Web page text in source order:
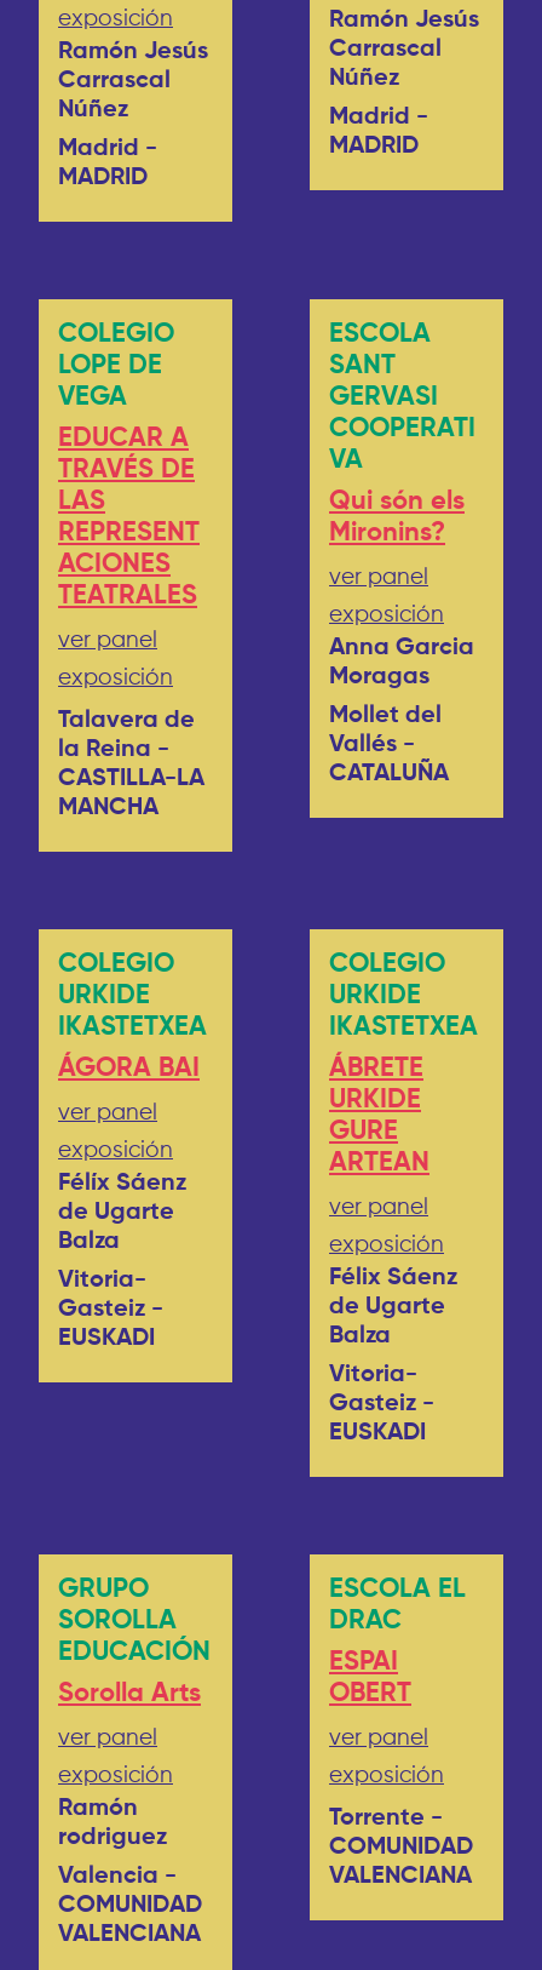
exposición
Ramón Jesús
Carrascal
Núñez
Madrid -
MADRID
Ramón Jesús
Carrascal
Núñez
Madrid -
MADRID
COLEGIO
LOPE DE
VEGA
EDUCAR A
TRAVÉS DE
LAS
REPRESENT
ACIONES
TEATRALES
ver panel
exposición
Talavera de
la Reina -
CASTILLA-LA
MANCHA
ESCOLA
SANT
GERVASI
COOPERATI
VA
Qui són els
Mironins?
ver panel
exposición
Anna Garcia
Moragas
Mollet del
Vallés -
CATALUÑA
COLEGIO
URKIDE
IKASTETXEA
ÁGORA BAI
ver panel
exposición
Félíx Sáenz
de Ugarte
Balza
Vitoria-
Gasteiz -
EUSKADI
COLEGIO
URKIDE
IKASTETXEA
ÁBRETE
URKIDE
GURE
ARTEAN
ver panel
exposición
Félix Sáenz
de Ugarte
Balza
Vitoria-
Gasteiz -
EUSKADI
GRUPO
SOROLLA
EDUCACIÓN
Sorolla Arts
ver panel
exposición
Ramón
rodriguez
Valencia -
COMUNIDAD
VALENCIANA
ESCOLA EL
DRAC
ESPAI
OBERT
ver panel
exposición
Torrente -
COMUNIDAD
VALENCIANA